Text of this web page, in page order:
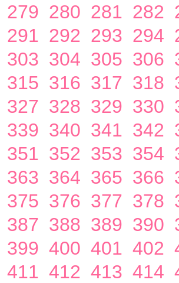
279 280 281 282
291 292 293 294
303 304 305 306
315 316 317 318
327 328 329 330
339 340 341 342
351 352 353 354
363 364 365 366
375 376 377 378
387 388 389 390
399 400 401 402
411 412 413 414